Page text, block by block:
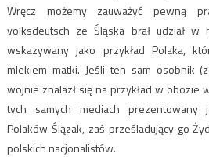
Wręcz możemy zauważyć pewną
volksdeutsch ze Śląska brał udział
wskazywany jako przykład Polaka,
mlekiem matki. Jeśli ten sam osobnik
wojnie znalazł się na przykład w
tych samych mediach prezentowany
Polaków Ślązak, zaś prześladujący go
polskich nacjonalistów.